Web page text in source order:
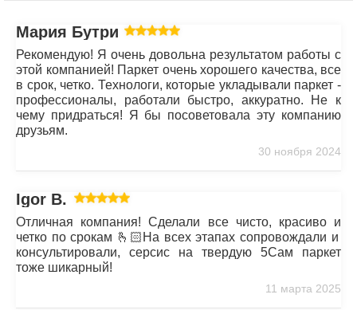
Мария Бутрим
Рекомендую! Я очень довольна результатом работы с
этой компанией! Паркет очень хорошего качества, все
в срок, четко. Технологи, которые укладывали паркет -
профессионалы, работали быстро, аккуратно. Не к
чему придраться! Я бы посоветовала эту компанию
друзьям.
30 ноября 2024
Igor B.
Отличная компания! Сделали все чисто, красиво и
четко по срокам 🫰🏻На всех этапах сопровождали и
консультировали, серсис на твердую 5Сам паркет
тоже шикарный!
11 марта 2025